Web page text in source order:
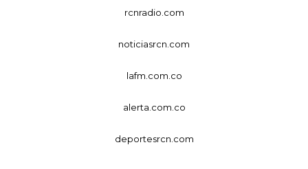
rcnradio.com
noticiasrcn.com
lafm.com.co
alerta.com.co
deportesrcn.com